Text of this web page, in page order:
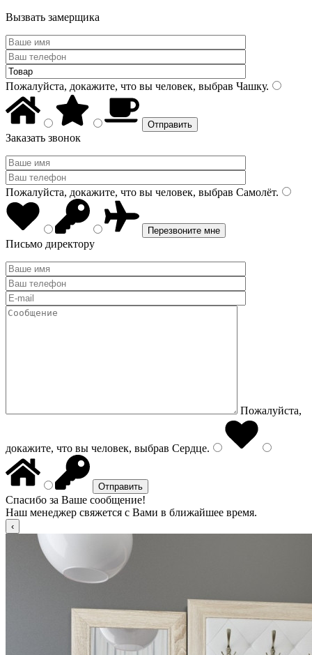
Вызвать замерщика
Пожалуйста, докажите, что вы человек, выбрав Чашку.
Заказать звонок
Пожалуйста, докажите, что вы человек, выбрав Самолёт.
Письмо директору
Пожалуйста,
докажите, что вы человек, выбрав Сердце.
Спасибо за Ваше сообщение!
Наш менеджер свяжется с Вами в ближайшее время.